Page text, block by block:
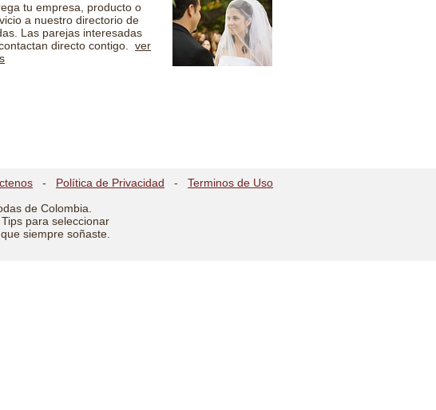
tu empresa, producto o
a nuestro directorio de
Las parejas interesadas
directo contigo.
ver
- Política de Privacidad - Terminos de Uso
de Colombia.
para seleccionar
siempre soñaste.